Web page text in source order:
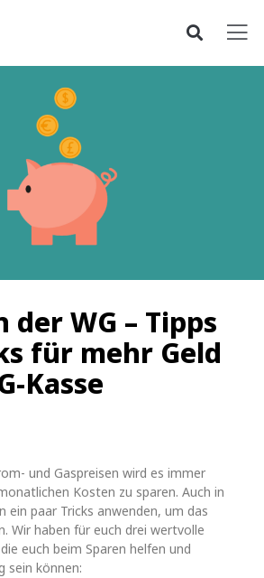
der WG – Tipps
für mehr Geld
Kasse
und Gaspreisen wird es immer
Kosten zu sparen. Auch in
ein paar Tricks anwenden, um das
Wir haben für euch drei wertvolle
euch beim Sparen helfen und
sein können: